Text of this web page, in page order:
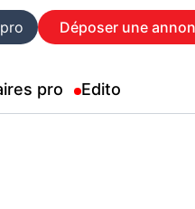
Déposer une
pro Edito